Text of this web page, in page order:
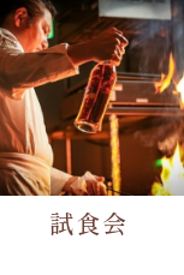
試食会